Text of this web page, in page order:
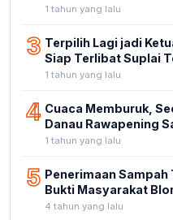
1 tahun yang lalu
3 Terpilih Lagi jadi
Siap Terlibat Suplai
1 tahun yang lalu
4 Cuaca Memburuk,
Danau Rawapening
1 tahun yang lalu
5 Penerimaan Sampah
Bukti Masyarakat
4 tahun yang lalu